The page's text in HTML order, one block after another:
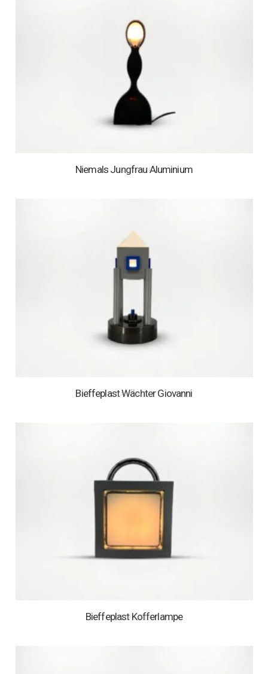
Niemals Jungfrau Aluminium
1 AUF LAGER
Bieffeplast Wächter Giovanni
1 AUF LAGER
Bieffeplast Kofferlampe
1 AUF LAGER